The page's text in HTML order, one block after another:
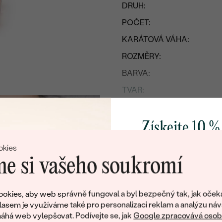
si vašeho soukromí
aby web správně fungoval a byl bezpečný tak, jak
je využíváme také pro personalizaci reklam a analýzu
web vylepšovat. Podívejte se, jakGoogle zpracovává
DRUH:
POČET:
KARÁTOVÁ VÁHA:
ROZMĚRY:
BARVA:
TVAR:
ÚPRAVY:
DRUH:
TVAR:
ČISTOTA:
Získejte 10
poctivě vyráběných
Jako dárek na
zašleme slevový kód